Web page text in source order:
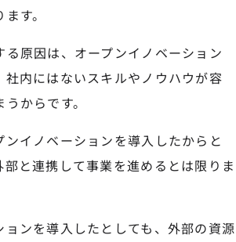
す。
る原因は、オープンイノベーション
社内にはないスキルやノウハウが容
からです。
ンイノベーションを導入したからと
部と連携して事業を進めるとは限りま
ョンを導入したとしても、外部の資源